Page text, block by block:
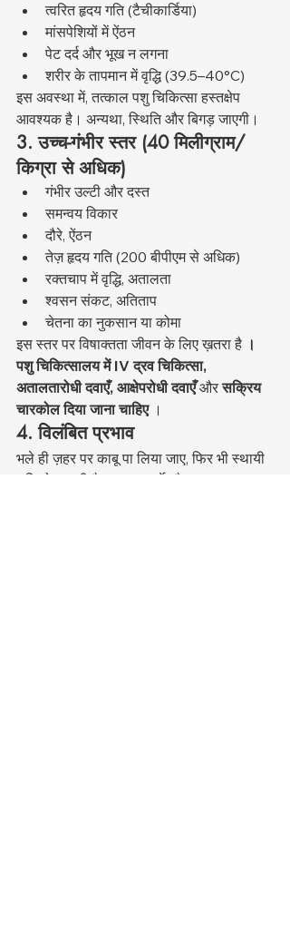
त्वरित हृदय गति (टैचीकार्डिया)
मांसपेशियों में ऐंठन
पेट दर्द और भूख न लगना
शरीर के तापमान में वृद्धि (39.5–40°C)
इस अवस्था में, तत्काल पशु चिकित्सा हस्तक्षेप
आवश्यक है। अन्यथा, स्थिति और बिगड़ जाएगी।
3. उच्च-गंभीर स्तर (40 मिलीग्राम/
किग्रा से अधिक)
गंभीर उल्टी और दस्त
समन्वय विकार
दौरे, ऐंठन
तेज़ हृदय गति (200 बीपीएम से अधिक)
रक्तचाप में वृद्धि, अतालता
श्वसन संकट, अतिताप
चेतना का नुकसान या कोमा
इस स्तर पर विषाक्तता जीवन के लिए ख़तरा है ।
पशु चिकित्सालय में IV द्रव चिकित्सा,
अतालतारोधी दवाएँ, आक्षेपरोधी दवाएँ और सक्रिय
चारकोल दिया जाना चाहिए ।
4. विलंबित प्रभाव
भले ही ज़हर पर काबू पा लिया जाए, फिर भी स्थायी
क्षति हो सकती है, खासकर गुर्दे और यकृत